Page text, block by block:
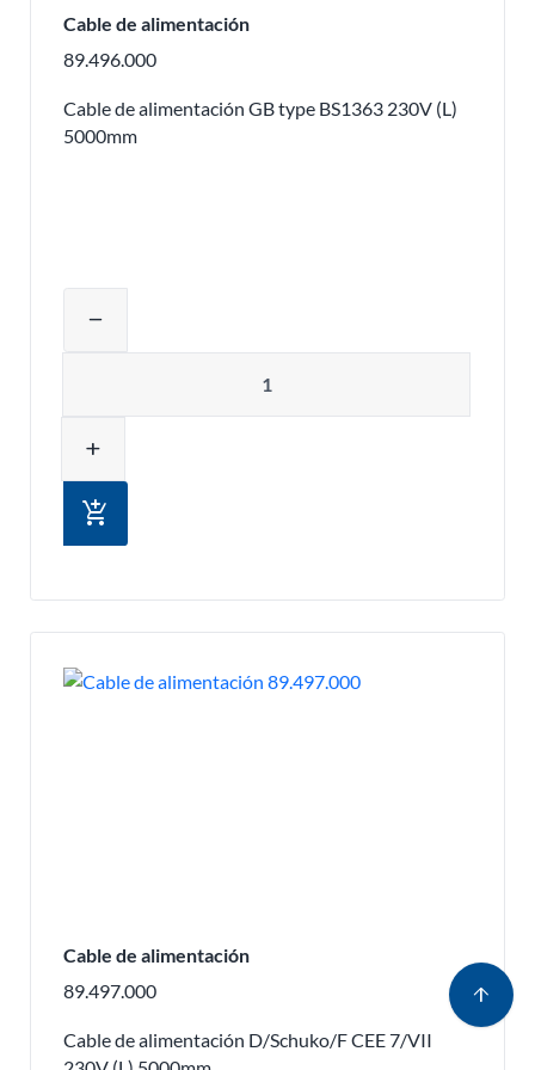
Cable de alimentación
89.496.000
Cable de alimentación GB type BS1363 230V (L)
5000mm
remove
add
add_shopping_cart
Cable de alimentación
89.497.000
Cable de alimentación D/Schuko/F CEE 7/VII
arrow_upward